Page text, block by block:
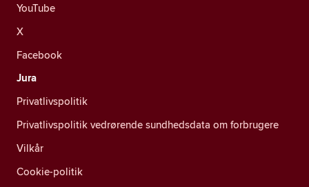
YouTube
X
Facebook
Jura
Privatlivspolitik
Privatlivspolitik vedrørende sundhedsdata om forbrugere
Vilkår
Cookie-politik